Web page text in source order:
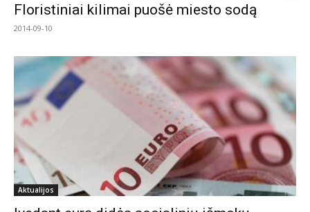
Floristiniai kilimai puošė miesto sodą
2014-09-10
Aktualijos